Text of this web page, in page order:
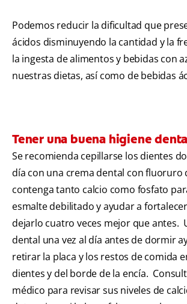
Podemos reducir la dificultad que
ácidos disminuyendo la cantidad y la
la ingesta de alimentos y bebidas con
nuestras dietas, así como de bebidas
Tener una buena higiene
Se recomienda cepillarse los dientes
día con una crema dental con fluoruro
contenga tanto calcio como fosfato
esmalte debilitado y ayudar a
dejarlo cuatro veces mejor que antes.
dental una vez al día antes de dormir
retirar la placa y los restos de comida
dientes y del borde de la encía.
médico para revisar sus niveles de